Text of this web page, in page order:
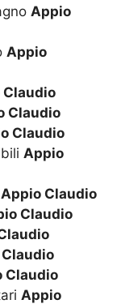
Appio
Appio
Claudio
Claudio
Claudio
Appio
Appio Claudio
Claudio
Claudio
Appio